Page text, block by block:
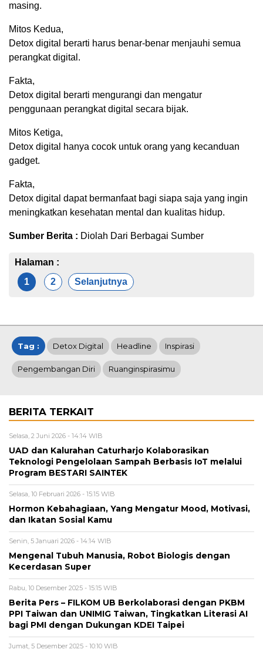
masing.
Mitos Kedua,
Detox digital berarti harus benar-benar menjauhi semua
perangkat digital.
Fakta,
Detox digital berarti mengurangi dan mengatur
penggunaan perangkat digital secara bijak.
Mitos Ketiga,
Detox digital hanya cocok untuk orang yang kecanduan
gadget.
Fakta,
Detox digital dapat bermanfaat bagi siapa saja yang ingin
meningkatkan kesehatan mental dan kualitas hidup.
Sumber Berita : Diolah Dari Berbagai Sumber
Halaman :
1
2 Selanjutnya
Tag : Detox Digital Headline Inspirasi
Pengembangan Diri Ruanginspirasimu
BERITA TERKAIT
Selasa, 2 Juni 2026 - 14:14 WIB
UAD dan Kalurahan Caturharjo Kolaborasikan
Teknologi Pengelolaan Sampah Berbasis IoT melalui
Program BESTARI SAINTEK
Selasa, 10 Februari 2026 - 15:15 WIB
Hormon Kebahagiaan, Yang Mengatur Mood, Motivasi,
dan Ikatan Sosial Kamu
Senin, 5 Januari 2026 - 14:14 WIB
Mengenal Tubuh Manusia, Robot Biologis dengan
Kecerdasan Super
Rabu, 10 Desember 2025 - 15:15 WIB
Berita Pers – FILKOM UB Berkolaborasi dengan PKBM
PPI Taiwan dan UNIMIG Taiwan, Tingkatkan Literasi AI
bagi PMI dengan Dukungan KDEI Taipei
Jumat, 5 Desember 2025 - 10:10 WIB